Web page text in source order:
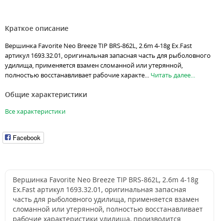
Краткое описание
Вершинка Favorite Neo Breeze TIP BRS-862L, 2.6m 4-18g Ex.Fast
артикул 1693.32.01, оригинальная запасная часть для рыболовного
удилища, применяется взамен сломанной или утерянной,
полностью восстанавливает рабочие характе... Читать далее...
Общие характеристики
Все характеристики
Facebook
Вершинка Favorite Neo Breeze TIP BRS-862L, 2.6m 4-18g
Ex.Fast артикул 1693.32.01, оригинальная запасная
часть для рыболовного удилища, применяется взамен
сломанной или утерянной, полностью восстанавливает
рабочие характеристики удилища, производится